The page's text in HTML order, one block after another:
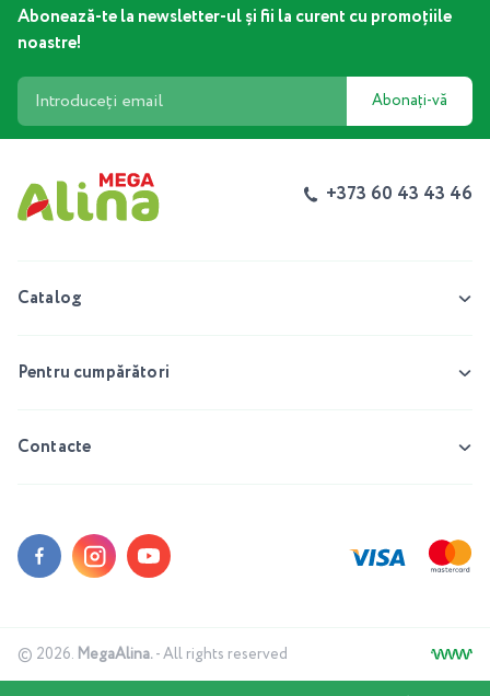
Abonează-te la newsletter-ul și fii la curent cu promoțiile
noastre!
Abonați-vă
+373 60 43 43 46
Catalog
Pentru cumpărători
Contacte
© 2026. MegaAlina.- All rights reserved